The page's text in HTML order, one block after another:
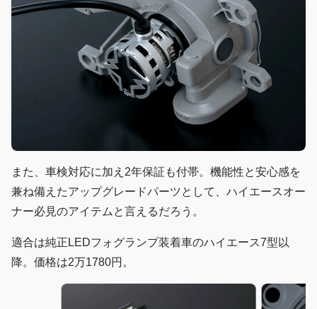
また、車検対応に加え2年保証も付帯。機能性と安心感を
兼ね備えたアップグレードパーツとして、ハイエースオー
ナー必見のアイテムと言えるだろう。
適合は純正LEDフォグランプ装着車のハイエース7型以
降。価格は2万1780円。